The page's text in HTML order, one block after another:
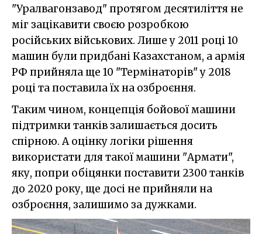
"Уралвагонзавод" протягом десятиліття не
міг зацікавити своєю розробкою
російських військових. Лише у 2011 році 10
машин були придбані Казахстаном, а армія
РФ прийняла ще 10 "Термінаторів" у 2018
році та поставила їх на озброєння.
Таким чином, концепція бойової машини
підтримки танків залишається досить
спірною. А оцінку логіки рішення
використати для такої машини "Армати",
яку, попри обіцянки поставити 2300 танків
до 2020 року, ще досі не прийняли на
озброєння, залишимо за дужками.